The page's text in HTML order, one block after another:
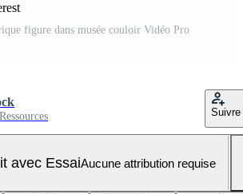
figure dans musée couloir Vidéo Pro
Suivre
avec EssaiAucune attribution requise